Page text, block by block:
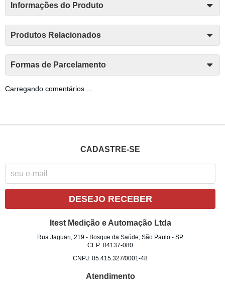
Informações do Produto
Produtos Relacionados
Formas de Parcelamento
Carregando comentários ...
CADASTRE-SE
DESEJO RECEBER
Itest Medição e Automação Ltda
Rua Jaguari, 219 - Bosque da Saúde, São Paulo -SP
CEP: 04137-080
CNPJ: 05.415.327/0001-48
Atendimento